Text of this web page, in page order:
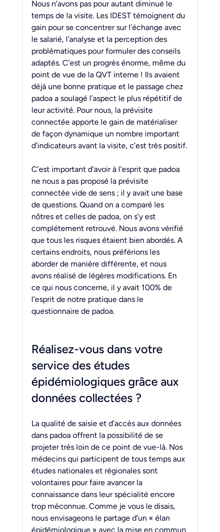
Nous n’avons pas pour autant diminué le
temps de la visite. Les IDEST témoignent du
gain pour se concentrer sur l’échange avec
le salarié, l’analyse et la perception des
problématiques pour formuler des conseils
adaptés. C’est un progrès énorme, même du
point de vue de la QVT interne ! Ils avaient
déjà une bonne pratique et le passage chez
padoa a soulagé l’aspect le plus répétitif de
leur activité. Pour nous, la prévisite
connectée apporte le gain de matérialiser
de façon dynamique un nombre important
d’indicateurs avant la visite, c’est très positif.
C’est important d’avoir à l’esprit que padoa
ne nous a pas proposé la prévisite
connectée vide de sens ; il y avait une base
de questions. Quand on a comparé les
nôtres et celles de padoa, on s’y est
complétement retrouvé. Nous avons vérifié
que tous les risques étaient bien abordés. A
certains endroits, nous préférions les
aborder de manière différente, et nous
avons réalisé de légères modifications. En
ce qui nous concerne, il y avait 100% de
l’esprit de notre pratique dans le
questionnaire de padoa.
Réalisez-vous dans votre
service des études
épidémiologiques grâce aux
données collectées ?
La qualité de saisie et d’accès aux données
dans padoa offrent la possibilité de se
projeter très loin de ce point de vue-là. Nos
médecins qui participent de tous temps aux
études nationales et régionales sont
volontaires pour faire avancer la
connaissance dans leur spécialité encore
trop méconnue. Comme je vous le disais,
nous envisageons le partage d’un « élan
épidémiologique » avec la mise en commun